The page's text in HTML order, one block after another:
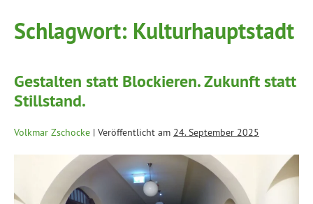
Schlagwort: Kulturhauptstadt
Gestalten statt Blockieren. Zukunft statt
Stillstand.
Volkmar Zschocke | Veröffentlicht am 24. September 2025